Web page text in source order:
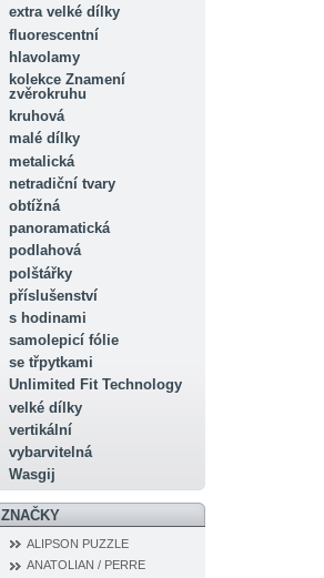
extra velké dílky
fluorescentní
hlavolamy
kolekce Znamení
zvěrokruhu
kruhová
malé dílky
metalická
netradiční tvary
obtížná
panoramatická
podlahová
polštářky
příslušenství
s hodinami
samolepicí fólie
se třpytkami
Unlimited Fit Technology
velké dílky
vertikální
vybarvitelná
Wasgij
ZNAČKY
ALIPSON PUZZLE
ANATOLIAN / PERRE